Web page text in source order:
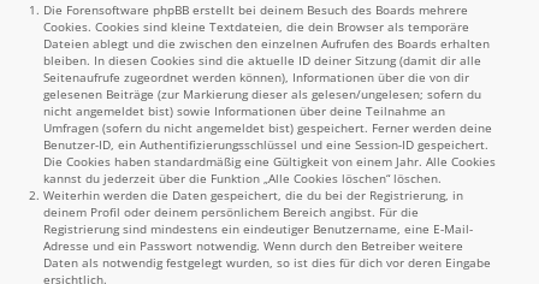
Die Forensoftware phpBB erstellt bei deinem Besuch des Boards mehrere
Cookies. Cookies sind kleine Textdateien, die dein Browser als temporäre
Dateien ablegt und die zwischen den einzelnen Aufrufen des Boards erhalten
bleiben. In diesen Cookies sind die aktuelle ID deiner Sitzung (damit dir alle
Seitenaufrufe zugeordnet werden können), Informationen über die von dir
gelesenen Beiträge (zur Markierung dieser als gelesen/ungelesen; sofern du
nicht angemeldet bist) sowie Informationen über deine Teilnahme an
Umfragen (sofern du nicht angemeldet bist) gespeichert. Ferner werden deine
Benutzer-ID, ein Authentifizierungsschlüssel und eine Session-ID gespeichert.
Die Cookies haben standardmäßig eine Gültigkeit von einem Jahr. Alle Cookies
kannst du jederzeit über die Funktion „Alle Cookies löschen“ löschen.
Weiterhin werden die Daten gespeichert, die du bei der Registrierung, in
deinem Profil oder deinem persönlichem Bereich angibst. Für die
Registrierung sind mindestens ein eindeutiger Benutzername, eine E-Mail-
Adresse und ein Passwort notwendig. Wenn durch den Betreiber weitere
Daten als notwendig festgelegt wurden, so ist dies für dich vor deren Eingabe
ersichtlich.